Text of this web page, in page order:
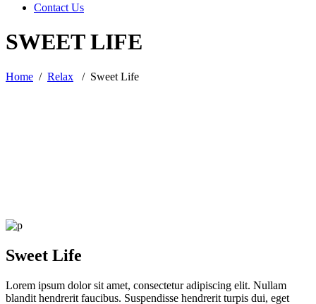
Contact Us
SWEET LIFE
Home / Relax / Sweet Life
Sweet Life
Lorem ipsum dolor sit amet, consectetur adipiscing elit. Nullam
blandit hendrerit faucibus. Suspendisse hendrerit turpis dui, eget